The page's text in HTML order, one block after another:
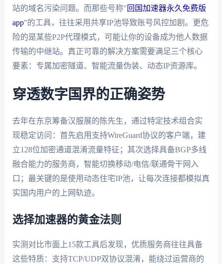
站的域名污染问题。而那些号称"回国加速器永久免费版
app"的工具，往往采用共享IP池导致账号风控加剧。更危
险的是某些P2P代理模式，可能让你的设备成为他人数据
传输的中继站。真正可靠的解决方案需要满足三个核心
要素：专属加密隧道、智能流量伪装、动态IP资源库。
穿透数字国界的正确姿势
去年在东京筹备汉服展的陈先生，通过特定技术组合实
现稳定访问：首先启用支持WireGuard协议的客户端，建
立128位加密通道混淆流量特征；其次选择具备BGP多线
融合能力的服务商，智能切换移动/电信/联通骨干网入
口；最关键的是使用动态住宅IP池，让每次连接都模拟真
实国内用户的上网轨迹。
选择加速器的黄金法则
实测对比市面上15款工具后发现，优质服务商往往具备
这些特质：支持TCP/UDP双协议混淆，能绕过运营商的